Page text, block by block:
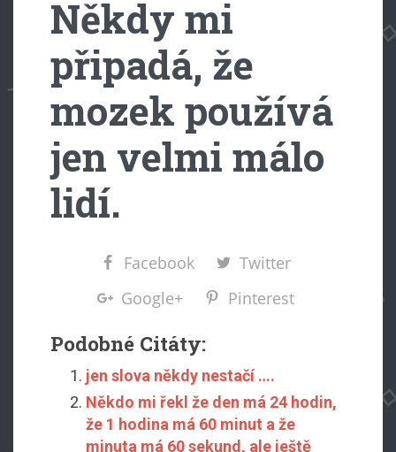
Někdy mi
připadá, že
mozek používá
jen velmi málo
lidí.
Facebook
Twitter
Google+
Pinterest
Podobné Citáty:
jen slova někdy nestačí ….
Někdo mi řekl že den má 24 hodin,
že 1 hodina má 60 minut a že
minuta má 60 sekund, ale ještě